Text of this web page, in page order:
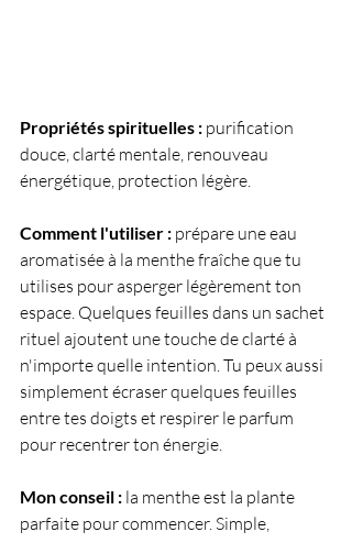
Propriétés spirituelles : purification
douce, clarté mentale, renouveau
énergétique, protection légère.
Comment l'utiliser : prépare une eau
aromatisée à la menthe fraîche que tu
utilises pour asperger légèrement ton
espace. Quelques feuilles dans un sachet
rituel ajoutent une touche de clarté à
n'importe quelle intention. Tu peux aussi
simplement écraser quelques feuilles
entre tes doigts et respirer le parfum
pour recentrer ton énergie.
Mon conseil : la menthe est la plante
parfaite pour commencer. Simple,